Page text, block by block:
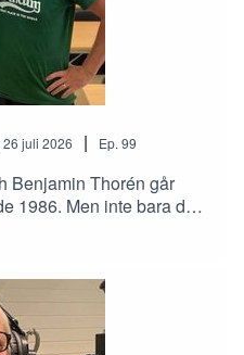
juli 2026 | Ep. 99
Benjamin Thorén går
1986. Men inte bara det.
tid om Hammarby IF,
VAR med mera.
snack.